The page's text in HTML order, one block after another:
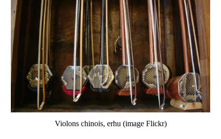
Violons chinois, erhu (image Flickr)